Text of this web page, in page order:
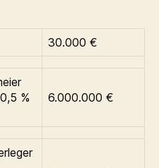
30.000 €
%
6.000.000 €